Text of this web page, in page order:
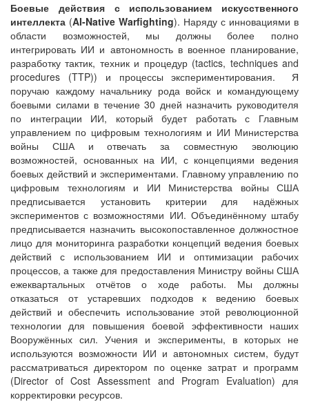
Боевые действия с использованием искусственного
интеллекта (AI-Native Warfighting). Наряду с инновациями в
области возможностей, мы должны более полно
интегрировать ИИ и автономность в военное планирование,
разработку тактик, техник и процедур (tactics, techniques and
procedures (TTP)) и процессы экспериментирования. Я
поручаю каждому начальнику рода войск и командующему
боевыми силами в течение 30 дней назначить руководителя
по интеграции ИИ, который будет работать с Главным
управлением по цифровым технологиям и ИИ Министерства
войны США и отвечать за совместную эволюцию
возможностей, основанных на ИИ, с концепциями ведения
боевых действий и экспериментами. Главному управлению по
цифровым технологиям и ИИ Министерства войны США
предписывается установить критерии для надёжных
экспериментов с возможностями ИИ. Объединённому штабу
предписывается назначить высокопоставленное должностное
лицо для мониторинга разработки концепций ведения боевых
действий с использованием ИИ и оптимизации рабочих
процессов, а также для предоставления Министру войны США
ежеквартальных отчётов о ходе работы. Мы должны
отказаться от устаревших подходов к ведению боевых
действий и обеспечить использование этой революционной
технологии для повышения боевой эффективности наших
Вооружённых сил. Учения и эксперименты, в которых не
используются возможности ИИ и автономных систем, будут
рассматриваться директором по оценке затрат и программ
(Director of Cost Assessment and Program Evaluation) для
корректировки ресурсов.